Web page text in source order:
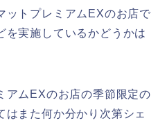
ットプレミアムEXのお店で
を実施しているかどうかは
アムEXのお店の季節限定の
はまた何か分かり次第シェ